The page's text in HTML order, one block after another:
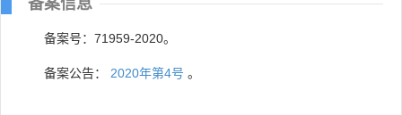
备案号：71959-2020。
备案公告： 2020年第4号 。